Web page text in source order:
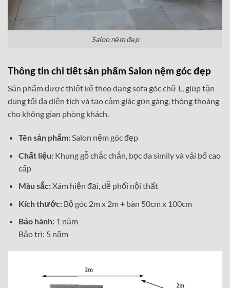
Salon nệm đẹp
Thông tin chi tiết sản phẩm Salon nệm góc đẹp
Sản phẩm được thiết kế theo dạng sofa góc chữ L, giúp tận
dụng tối đa diện tích và tạo cảm giác gọn gàng, thông thoáng
cho không gian phòng khách.
Tên sản phẩm:Salon nệm góc đẹp
Chất liệu:Khung gỗ chắc chắn, bọc da simily và vải bố cao
cấp
Màu sắc:Xám hiện đại, dễ phối nội thất
Kích thước:Bộ góc 2m x 2m + bàn 50cm x 100cm
Bảo hành:1 năm
Bảo trì: 5 năm